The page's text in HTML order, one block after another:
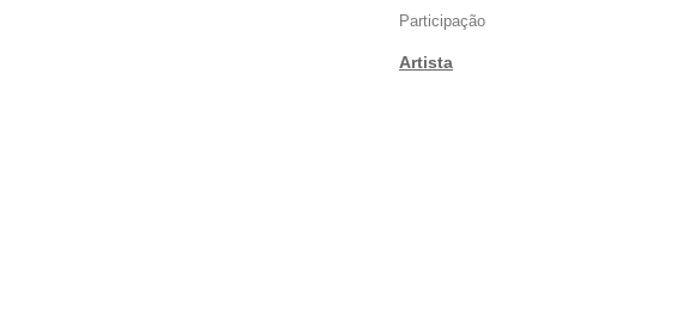
Participação
Artista